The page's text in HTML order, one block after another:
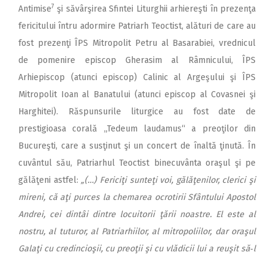
Antimise7 şi să­vârşirea Sfintei Liturghii arhiereşti în pre­zenţa
fericitului întru adormire Patriarh Teoctist, alături de care au
fost prezenţi ÎPS Mitropolit Petru al Basarabiei, vrednicul
de pomenire episcop Gherasim al Râmnicului, ÎPS
Arhiepiscop (atunci episcop) Calinic al Argeşului şi ÎPS
Mitropolit Ioan al Banatului (atunci episcop al Covasnei şi
Harghitei). Răspunsurile liturgice au fost date de
prestigioasa corală „Tedeum laudamus“ a preoţilor din
Bucureşti, care a susţinut şi un concert de înaltă ţinută. În
cuvântul său, Patriarhul Teo­ctist binecuvânta oraşul şi pe
gălăţeni astfel: „(…) Fericiţi sunteţi voi, gălăţenilor, clerici şi
mireni, că aţi purces la chemarea ocrotirii Sfântului Apostol
Andrei, cei dintâi dintre locuitorii ţării noastre. El este al
nostru, al tuturor, al Patriarhiilor, al mitropoliilor, dar oraşul
Galaţi cu credincioşii, cu preoţii şi cu vlădicii lui a reuşit să‑l